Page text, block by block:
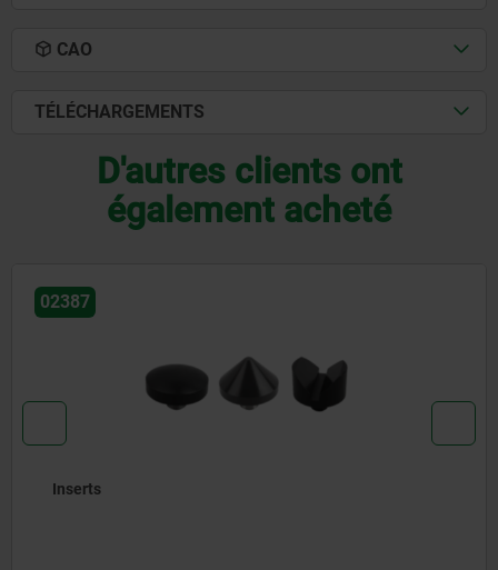
CAO
TÉLÉCHARGEMENTS
D'autres clients ont
également acheté